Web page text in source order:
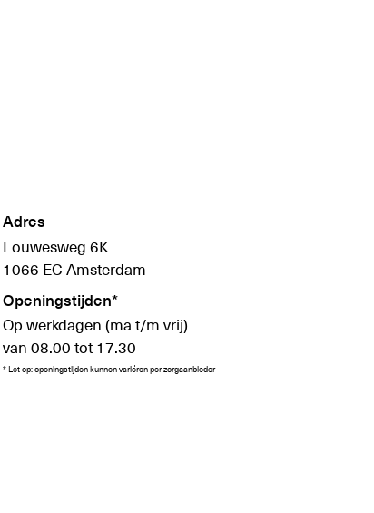
Adres
Louwesweg 6K
1066 EC Amsterdam
Openingstijden*
Op werkdagen (ma t/m vrij)
van 08.00 tot 17.30
* Let op: openingstijden kunnen variëren per zorgaanbieder